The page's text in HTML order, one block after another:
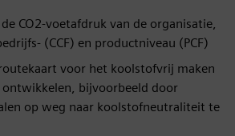
CO2-voetafdruk van de organisatie,
(CCF) en productniveau (PCF)
voor het koolstofvrij maken
ontwikkelen, bijvoorbeeld door
op weg naar koolstofneutraliteit te